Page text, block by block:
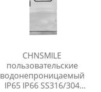
CHNSMILE
пользовательские
водонепроницаемый
IP65 IP66 SS316/304